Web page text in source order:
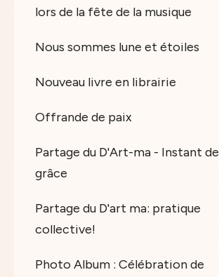
lors de la fête de la musique
Nous sommes lune et étoiles
Nouveau livre en librairie
Offrande de paix
Partage du D'Art-ma - Instant de
grâce
Partage du D'art ma: pratique
collective!
Photo Album : Célébration de